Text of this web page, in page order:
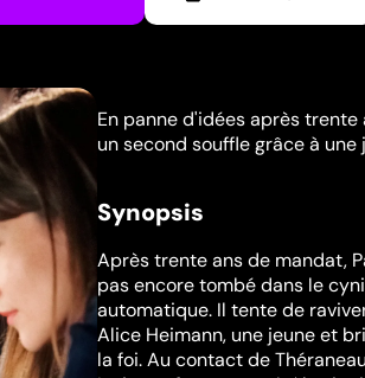
En panne d'idées après
un second souffle grâce à
Synopsis
Après trente ans de mandat,
pas encore tombé dans le
automatique. Il tente de
Alice Heimann, une jeune et
la foi. Au contact de